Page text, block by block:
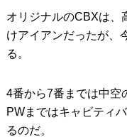
オリジナルのCBXは、
けアイアンだったが、
る。
4番から7番までは中空
PWまではキャビティ
るのだ。